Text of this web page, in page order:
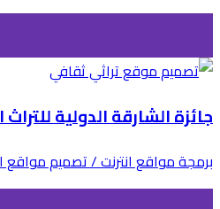
جائزة الشارقة الدولية
برمجة مواقع انترنت / تصميم مواقع